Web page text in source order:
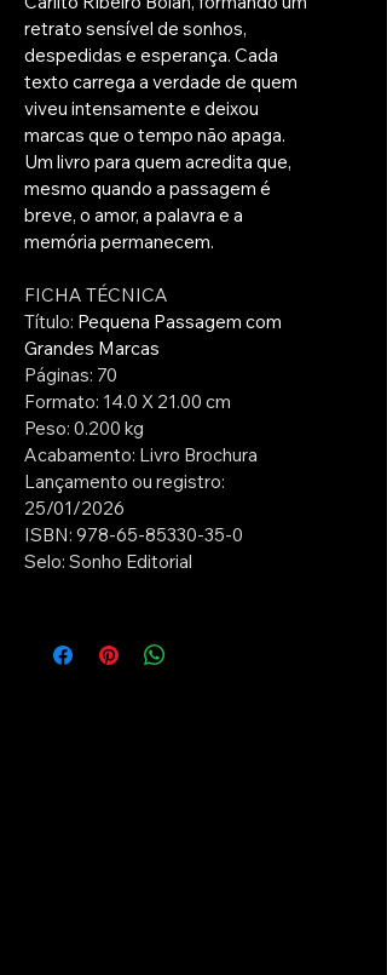
retrato sensível de sonhos,
despedidas e esperança. Cada
texto carrega a verdade de quem
viveu intensamente e deixou
marcas que o tempo não apaga.
Um livro para quem acredita que,
mesmo quando a passagem é
breve, o amor, a palavra e a
memória permanecem.
FICHA TÉCNICA
Título: Pequena Passagem com
Grandes Marcas
Páginas: 70
Formato: 14.0 X 21.00 cm
Peso: 0.200 kg
Acabamento: Livro Brochura
Lançamento ou registro:
25/01/2026
ISBN: 978-65-85330-35-0
Selo: Sonho Editorial